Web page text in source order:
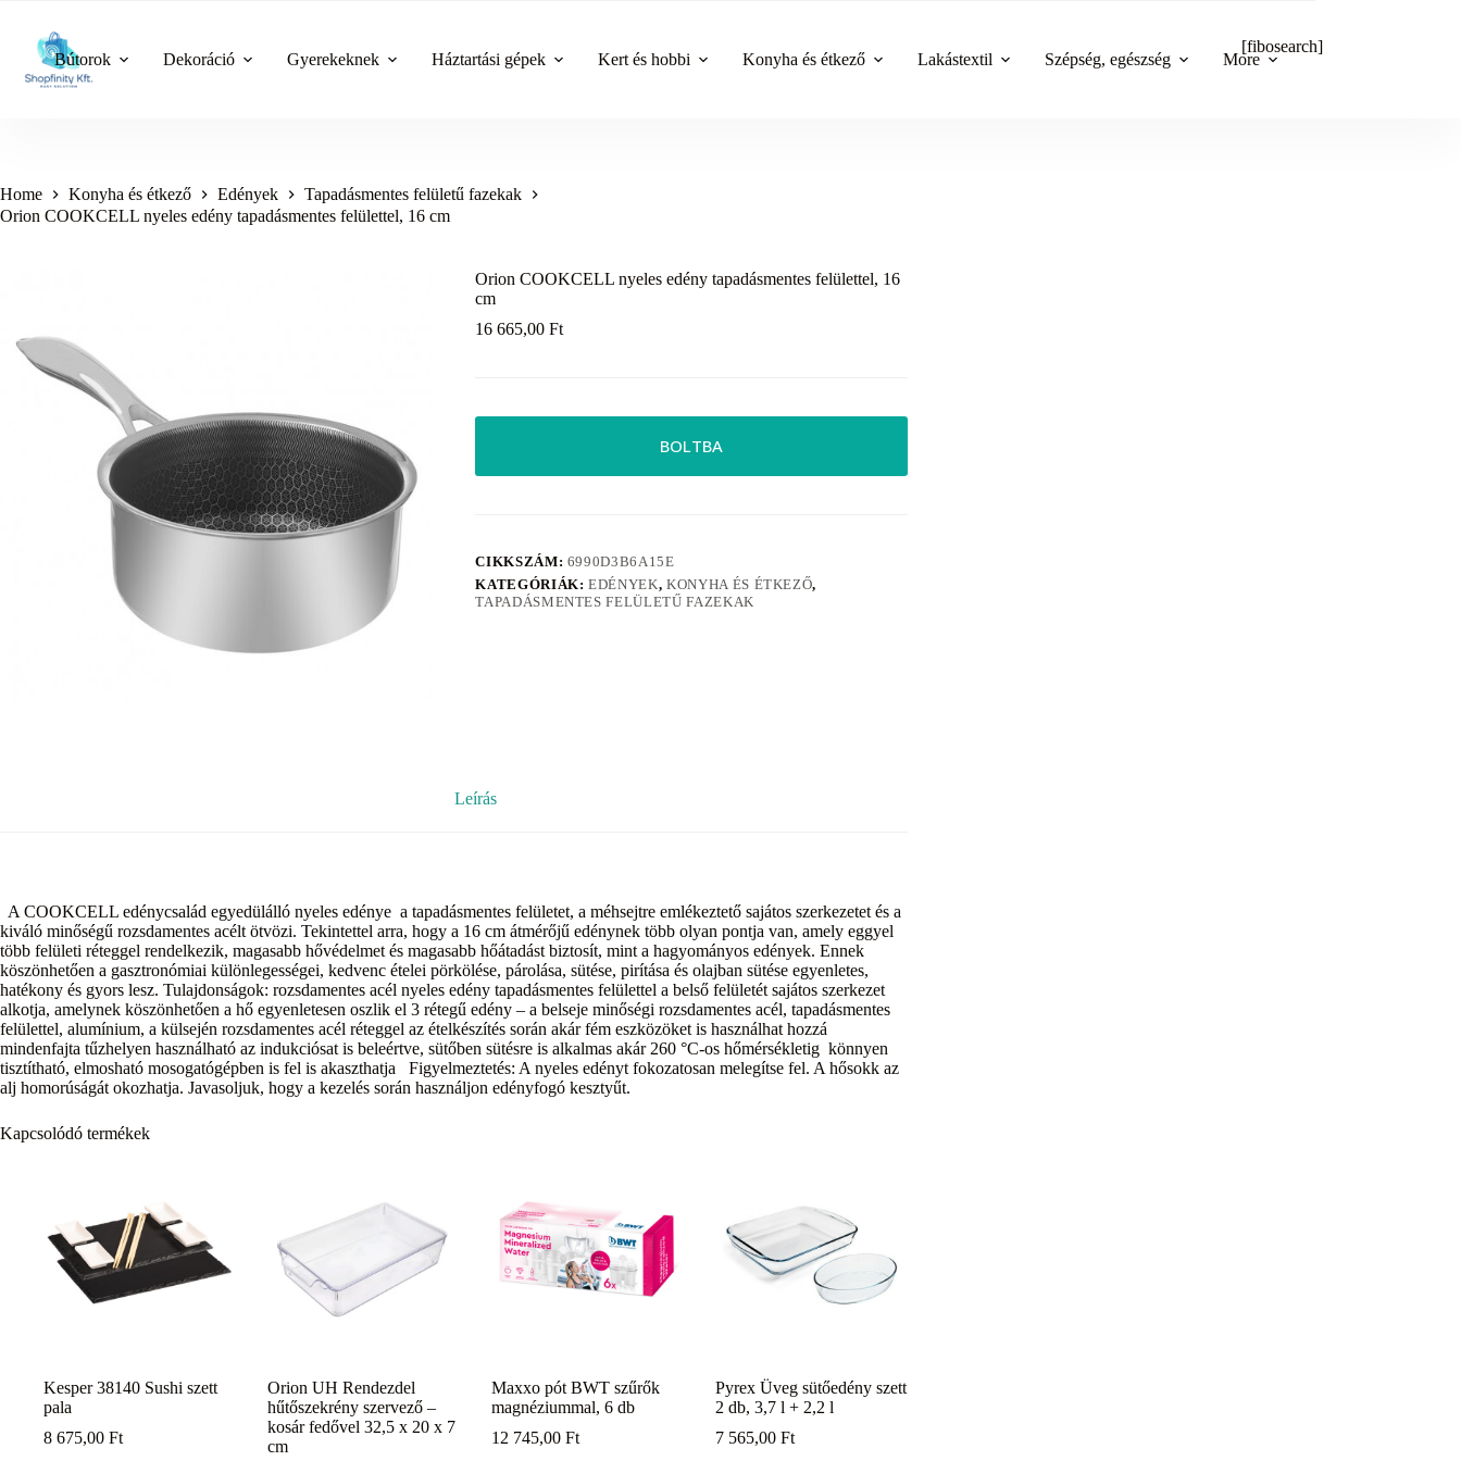
content
Bútorok Dekoráció Gyerekeknek Háztartási gépek Kert és hobbi Konyha és étkező Lakástextil Szépség, egészség More
[fibosearch]
Home Konyha és étkező Edények
Tapadásmentes felületű fazekak
Orion COOKCELL nyeles edény tapadásmentes felülettel, 16 cm
Orion COOKCELL nyeles edény tapadásmentes felülettel, 16
cm
16 665,00Ft
BOLTBA
CIKKSZÁM: 6990D3B6A15E
KATEGÓRIÁK:EDÉNYEK, KONYHA ÉS ÉTKEZŐ,
TAPADÁSMENTES FELÜLETŰ FAZEKAK
Leírás
A COOKCELL edénycsalád egyedülálló nyeles edénye a tapadásmentes felületet, a méhsejtre emlékeztető sajátos szerkezetet és a
kiváló minőségű rozsdamentes acélt ötvözi. Tekintettel arra, hogy a 16 cm átmérőjű edénynek több olyan pontja van, amely eggyel
több felületi réteggel rendelkezik, magasabb hővédelmet és magasabb hőátadást biztosít, mint a hagyományos edények. Ennek
köszönhetően a gasztronómiai különlegességei, kedvenc ételei pörkölése, párolása, sütése, pirítása és olajban sütése egyenletes,
hatékony és gyors lesz. Tulajdonságok: rozsdamentes acél nyeles edény tapadásmentes felülettel a belső felületét sajátos szerkezet
alkotja, amelynek köszönhetően a hő egyenletesen oszlik el 3 rétegű edény – a belseje minőségi rozsdamentes acél, tapadásmentes
felülettel, alumínium, a külsején rozsdamentes acél réteggel az ételkészítés során akár fém eszközöket is használhat hozzá
mindenfajta tűzhelyen használható az indukciósat is beleértve, sütőben sütésre is alkalmas akár 260 °C-os hőmérsékletig könnyen
tisztítható, elmosható mosogatógépben is fel is akaszthatja Figyelmeztetés: A nyeles edényt fokozatosan melegítse fel. A hősokk az
alj homorúságát okozhatja. Javasoljuk, hogy a kezelés során használjon edényfogó kesztyűt.
Kapcsolódó termékek
Kesper 38140 Sushi szett
pala
8 675,00 Ft
Orion UH Rendezdel
hűtőszekrény szervező –
kosár fedővel 32,5 x 20 x 7
cm
Maxxo pót BWT szűrők
magnéziummal, 6 db
12 745,00Ft
Pyrex Üveg sütőedény szett
2 db, 3,7 l + 2,2 l
7 565,00Ft